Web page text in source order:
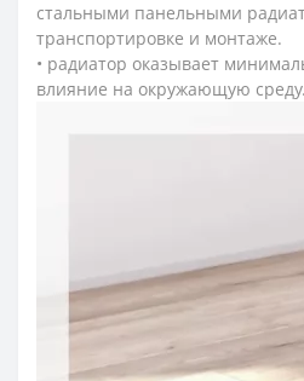
стальными панельными
транспортировке и монтаже.
• радиатор оказывает
влияние на окружающую среду.